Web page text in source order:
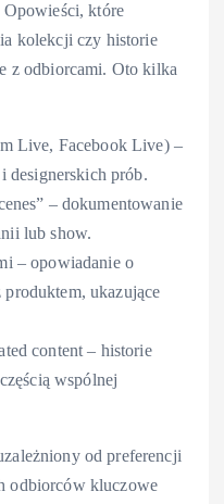
Opowieści, które
kolekcji czy historie
z odbiorcami. Oto kilka
Live, Facebook Live) –
designerskich prób.
– dokumentowanie
lub show.
– opowiadanie o
produktem, ukazujące
content – historie
wspólnej
od preferencji
odbiorców kluczowe